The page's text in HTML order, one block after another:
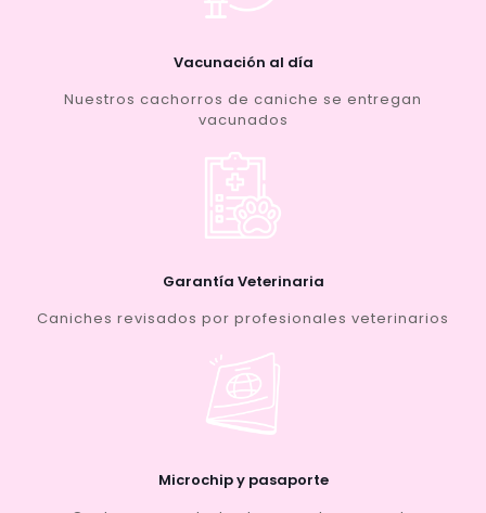
Vacunación al día
Nuestros cachorros de caniche se entregan
vacunados
Garantía Veterinaria
Caniches revisados por profesionales veterinarios
Microchip y pasaporte